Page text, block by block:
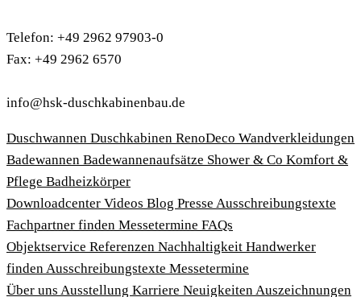
Telefon: +49 2962 97903-0
Fax: +49 2962 6570
info@hsk-duschkabinenbau.de
Duschwannen Duschkabinen RenoDeco Wandverkleidungen
Badewannen Badewannenaufsätze Shower & Co Komfort &
Pflege Badheizkörper
Download­center Videos Blog Presse Ausschreibungstexte
Fachpartner finden Messetermine FAQs
Objektservice Referenzen Nachhaltigkeit Handwerker
finden Ausschreibungstexte Messetermine
Über uns Ausstellung Karriere Neuigkeiten Auszeichnungen